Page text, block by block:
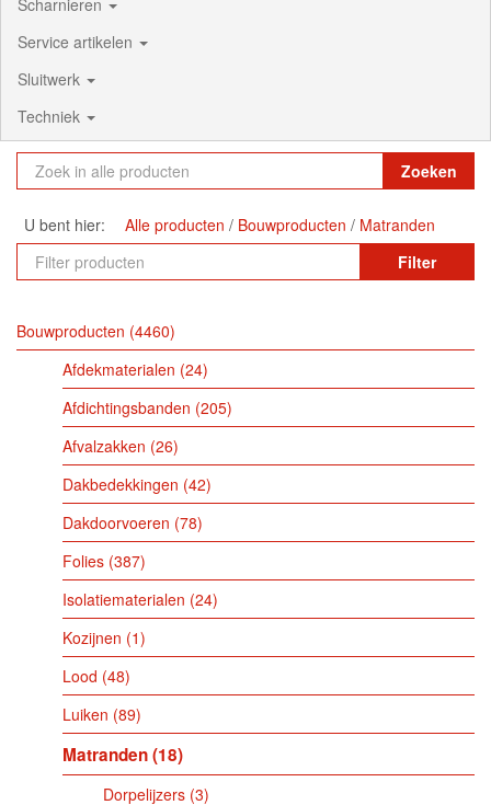
Service artikelen
Sluitwerk
Techniek
Zoeken
U bent hier: Alle producten Bouwproducten
Matranden
Filter
Bouwproducten 4460
Afdekmaterialen 24
Afdichtingsbanden 205
Afvalzakken 26
Dakbedekkingen 42
Dakdoorvoeren 78
Folies 387
Isolatiematerialen 24
Kozijnen 1
Lood 48
Luiken 89
Matranden 18
Dorpelijzers 3